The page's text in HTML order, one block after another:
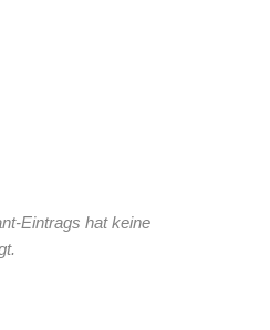
Eintrags hat keine